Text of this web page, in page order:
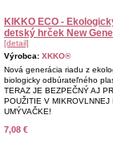
KIKKO ECO -
detský hrček New
[detail]
Výrobca: XKKO®
Nová generácia riadu z
biologicky odbúrateľného
TERAZ JE BEZPEČNÝ AJ
POUŽITIE V MIKROVLNNEJ
UMÝVAČKE!
7,08 €